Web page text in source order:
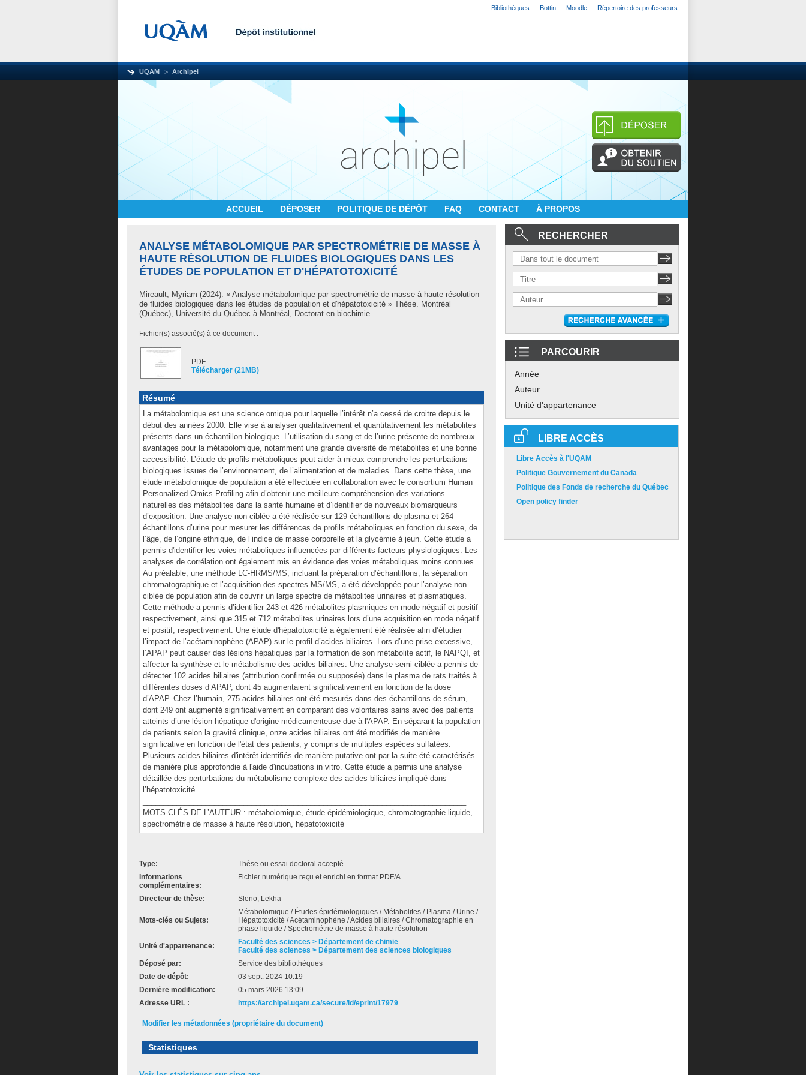
Bibliothèques Bottin Moodle Répertoire des professeurs
UQAM Archipel
ACCUEIL DÉPOSER POLITIQUE DE DÉPÔT FAQ CONTACT À PROPOS
ANALYSE MÉTABOLOMIQUE PAR SPECTROMÉTRIE DE MASSE À
HAUTE RÉSOLUTION DE FLUIDES BIOLOGIQUES DANS LES
ÉTUDES DE POPULATION ET D'HÉPATOTOXICITÉ
Mireault, Myriam (2024). « Analyse métabolomique par spectrométrie de masse à haute résolution
de fluides biologiques dans les études de population et d'hépatotoxicité » Thèse. Montréal
(Québec), Université du Québec à Montréal, Doctorat en biochimie.
Fichier(s) associé(s) à ce document :
PDF
Télécharger (21MB)
Résumé
La métabolomique est une science omique pour laquelle l’intérêt n’a cessé de croitre depuis le
début des années 2000. Elle vise à analyser qualitativement et quantitativement les métabolites
présents dans un échantillon biologique. L’utilisation du sang et de l’urine présente de nombreux
avantages pour la métabolomique, notamment une grande diversité de métabolites et une bonne
accessibilité. L’étude de profils métaboliques peut aider à mieux comprendre les perturbations
biologiques issues de l’environnement, de l’alimentation et de maladies. Dans cette thèse, une
étude métabolomique de population a été effectuée en collaboration avec le consortium Human
Personalized Omics Profiling afin d’obtenir une meilleure compréhension des variations
naturelles des métabolites dans la santé humaine et d’identifier de nouveaux biomarqueurs
d’exposition. Une analyse non ciblée a été réalisée sur 129 échantillons de plasma et 264
échantillons d’urine pour mesurer les différences de profils métaboliques en fonction du sexe, de
l’âge, de l’origine ethnique, de l’indice de masse corporelle et la glycémie à jeun. Cette étude a
permis d'identifier les voies métaboliques influencées par différents facteurs physiologiques. Les
analyses de corrélation ont également mis en évidence des voies métaboliques moins connues.
Au préalable, une méthode LC-HRMS/MS, incluant la préparation d’échantillons, la séparation
chromatographique et l’acquisition des spectres MS/MS, a été développée pour l’analyse non
ciblée de population afin de couvrir un large spectre de métabolites urinaires et plasmatiques.
Cette méthode a permis d’identifier 243 et 426 métabolites plasmiques en mode négatif et positif
respectivement, ainsi que 315 et 712 métabolites urinaires lors d’une acquisition en mode négatif
et positif, respectivement. Une étude d'hépatotoxicité a également été réalisée afin d’étudier
l’impact de l’acétaminophène (APAP) sur le profil d’acides biliaires. Lors d’une prise excessive,
l’APAP peut causer des lésions hépatiques par la formation de son métabolite actif, le NAPQI, et
affecter la synthèse et le métabolisme des acides biliaires. Une analyse semi-ciblée a permis de
détecter 102 acides biliaires (attribution confirmée ou supposée) dans le plasma de rats traités à
différentes doses d’APAP, dont 45 augmentaient significativement en fonction de la dose
d’APAP. Chez l’humain, 275 acides biliaires ont été mesurés dans des échantillons de sérum,
dont 249 ont augmenté significativement en comparant des volontaires sains avec des patients
atteints d’une lésion hépatique d'origine médicamenteuse due à l'APAP. En séparant la population
de patients selon la gravité clinique, onze acides biliaires ont été modifiés de manière
significative en fonction de l'état des patients, y compris de multiples espèces sulfatées.
Plusieurs acides biliaires d'intérêt identifiés de manière putative ont par la suite été caractérisés
de manière plus approfondie à l'aide d'incubations in vitro. Cette étude a permis une analyse
détaillée des perturbations du métabolisme complexe des acides biliaires impliqué dans
l’hépatotoxicité.
MOTS-CLÉS DE L’AUTEUR : métabolomique, étude épidémiologique, chromatographie liquide,
spectrométrie de masse à haute résolution, hépatotoxicité
Type:
Thèse ou essai doctoral accepté
Informations
complémentaires:
Fichier numérique reçu et enrichi en format PDF/A.
Directeur de thèse: Sleno, Lekha
Mots-clés ou Sujets:
Métabolomique / Études épidémiologiques / Métabolites / Plasma / Urine /
Hépatotoxicité / Acétaminophène / Acides biliaires / Chromatographie en
phase liquide / Spectrométrie de masse à haute résolution
Unité d'appartenance:
Faculté des sciences > Département de chimie
Faculté des sciences > Département des sciences biologiques
Déposé par:
Service des bibliothèques
Date de dépôt:
03 sept. 2024 10:19
Dernière modification:
05 mars 2026 13:09
Adresse URL :
https://archipel.uqam.ca/secure/id/eprint/17979
Modifier les métadonnées (propriétaire du document)
Statistiques
RECHERCHER
PARCOURIR
Année
Auteur
Unité d'appartenance
LIBRE ACCÈS
Libre Accès à l'UQAM
Politique Gouvernement du Canada
Politique des Fonds de recherche du Québec
Open policy finder